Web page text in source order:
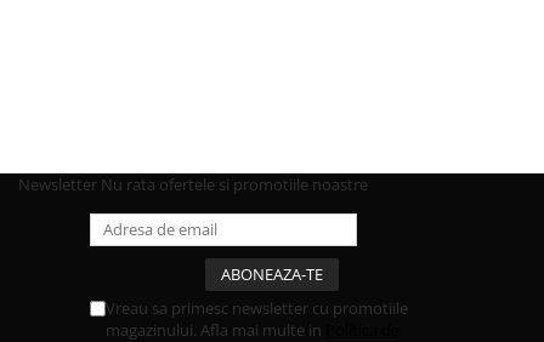
Newsletter Nu rata ofertele si promotiile noastre
Vreau sa primesc newsletter cu promotiile
magazinului. Afla mai multe in